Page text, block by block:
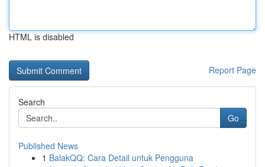
HTML is disabled
Report Page
Search
Go
Published News
1 BalakQQ: Cara Detail untuk Pengguna